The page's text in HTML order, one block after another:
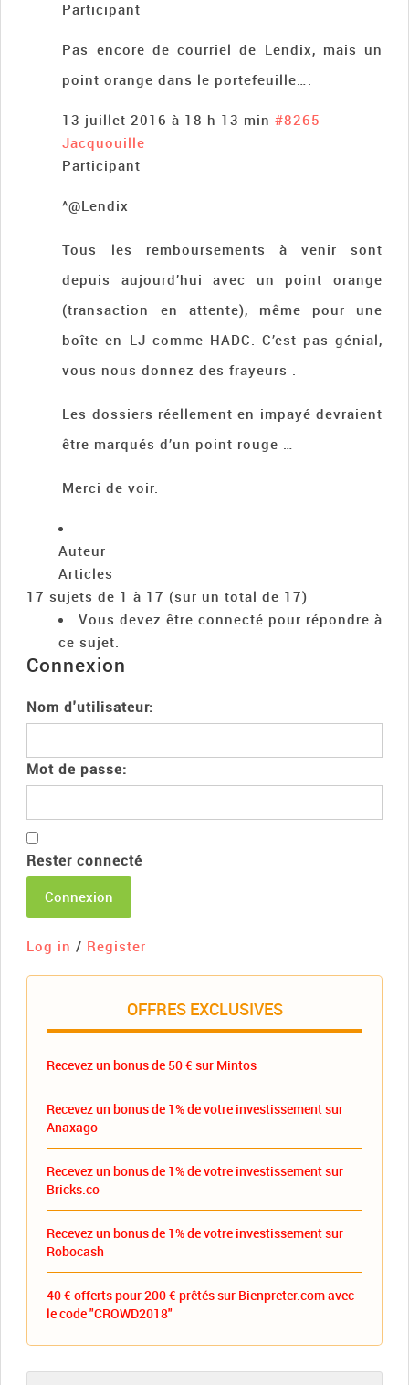
Participant
Pas encore de courriel de Lendix, mais un
point orange dans le portefeuille….
13 juillet 2016 à 18 h 13 min #8265
Jacquouille
Participant
^@Lendix
Tous les remboursements à venir sont
depuis aujourd’hui avec un point orange
(transaction en attente), même pour une
boîte en LJ comme HADC. C’est pas génial,
vous nous donnez des frayeurs .
Les dossiers réellement en impayé devraient
être marqués d’un point rouge …
Merci de voir.
Auteur
Articles
17 sujets de 1 à 17 (sur un total de 17)
Vous devez être connecté pour répondre à
ce sujet.
Connexion
Nom d'utilisateur:
Mot de passe:
Rester connecté
Connexion
Log in / Register
OFFRES EXCLUSIVES
Recevez un bonus de 50 € sur Mintos
Recevez un bonus de 1% de votre investissement sur
Anaxago
Recevez un bonus de 1% de votre investissement sur
Bricks.co
Recevez un bonus de 1% de votre investissement sur
Robocash
40 € offerts pour 200 € prêtés sur Bienpreter.com avec
le code "CROWD2018"